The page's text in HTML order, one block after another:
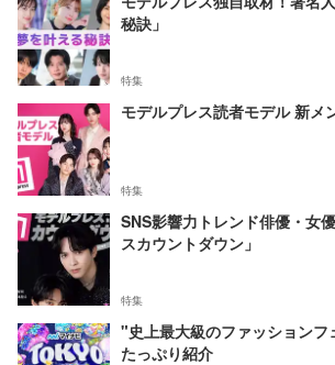
秘訣」
特集
モデルプレス読者モデル 新メ
特集
SNS影響力トレンド俳優・女
スカウントダウン」
特集
"史上最大級のファッション
たっぷり紹介